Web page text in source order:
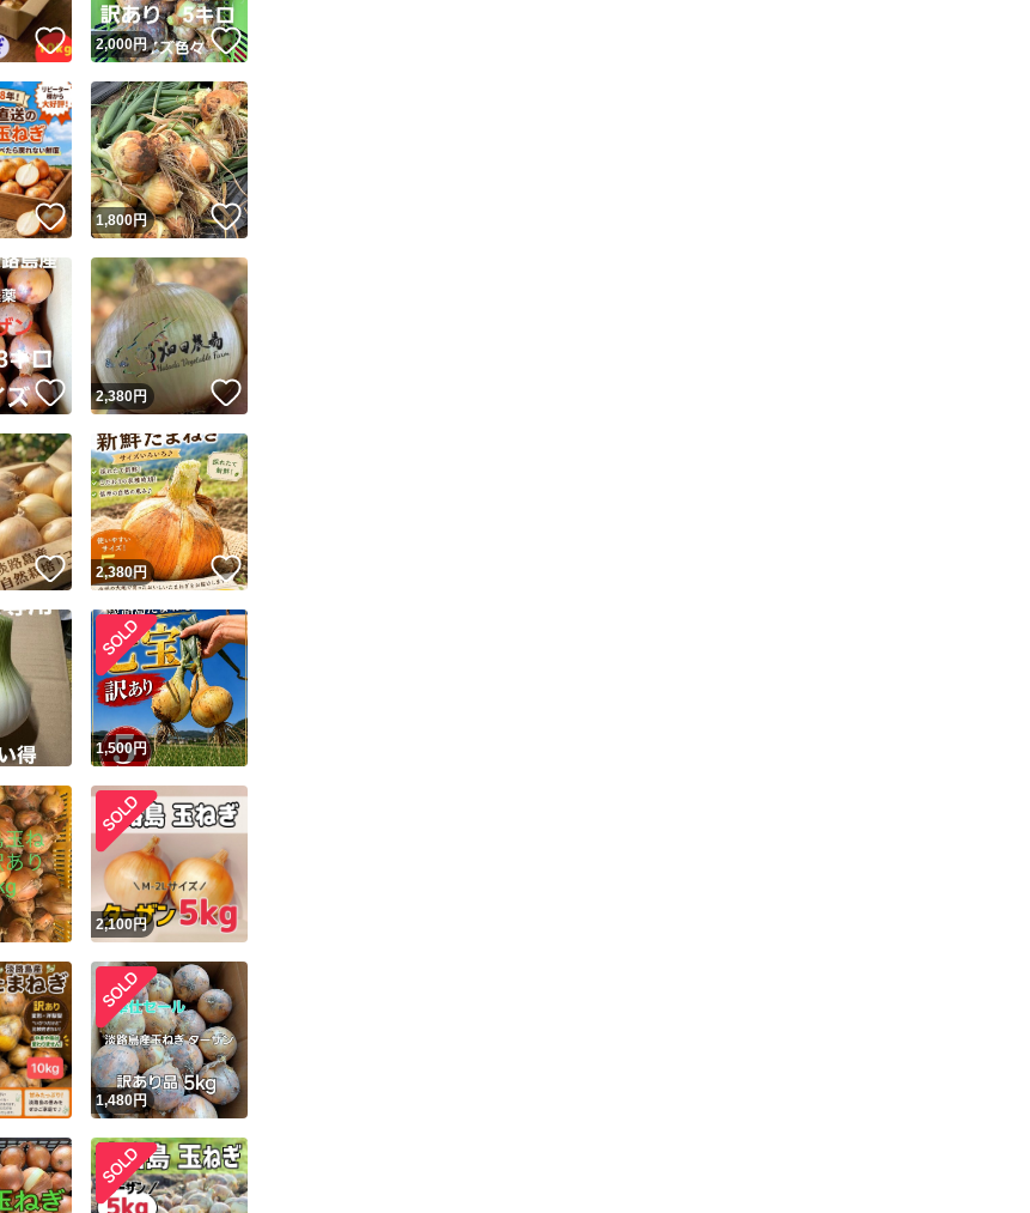
いいね！
2,000円 いいね！
いいね！
1,800円 いいね！
いいね！
2,380円
いいね！
2,380円 いいね！
1,500円
2,100円
1,480円